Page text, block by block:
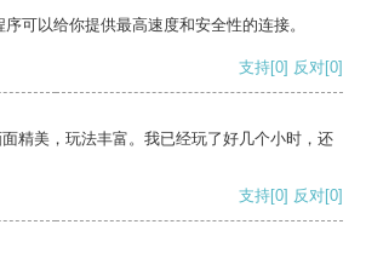
可以给你提供最高速度和安全性的连接。
支持[0] 反对[0]
精美，玩法丰富。我已经玩了好几个小时，还
支持[0] 反对[0]